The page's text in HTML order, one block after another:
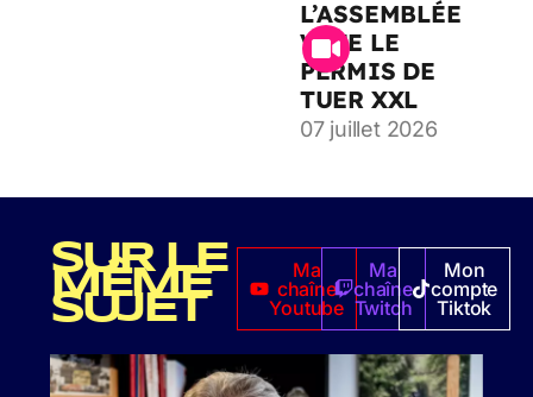
L’ASSEMBLÉE
VOTE LE
PERMIS DE
TUER XXL
07 juillet 2026
SUR LE
MÊME
SUJET
Ma
chaîne
Youtube
Ma
chaîne
Twitch
Mon
compte
Tiktok